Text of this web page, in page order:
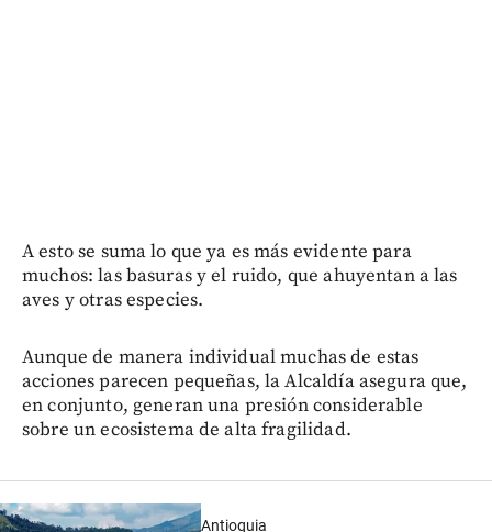
A esto se suma lo que ya es más evidente para
muchos: las basuras y el ruido, que ahuyentan a las
aves y otras especies.
Aunque de manera individual muchas de estas
acciones parecen pequeñas, la Alcaldía asegura que,
en conjunto, generan una presión considerable
sobre un ecosistema de alta fragilidad.
Antioquia